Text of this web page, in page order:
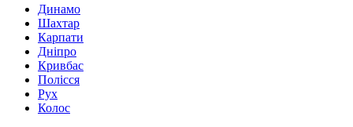
Динамо
Шахтар
Карпати
Дніпро
Кривбас
Полісся
Рух
Колос